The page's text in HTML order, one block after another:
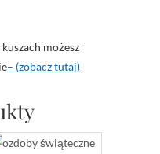
możesz
– (zobacz tutaj)